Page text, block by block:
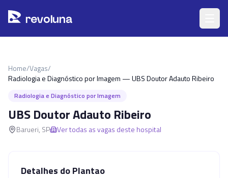
revoluna
Home/Vagas/
Radiologia e Diagnóstico por Imagem — UBS Doutor Adauto Ribeiro
Radiologia e Diagnóstico por Imagem
UBS Doutor Adauto Ribeiro
Barueri, SP Ver todas as vagas deste hospital
Detalhes do Plantao